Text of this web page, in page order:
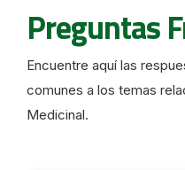
Preguntas
Encuentre aquí las
comunes a los temas
Medicinal.